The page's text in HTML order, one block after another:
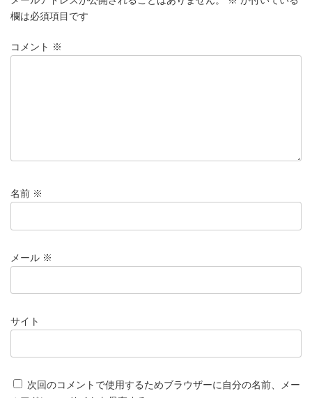
o
n
欄は必須項目です
コメント ※
名前 ※
メール ※
サイト
次回のコメントで使用するためブラウザーに自分の名前、メー